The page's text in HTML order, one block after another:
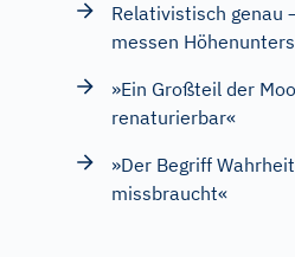
Relativistisch genau
messen
»Ein Großteil der
renaturierbar«
»Der Begriff
missbraucht«